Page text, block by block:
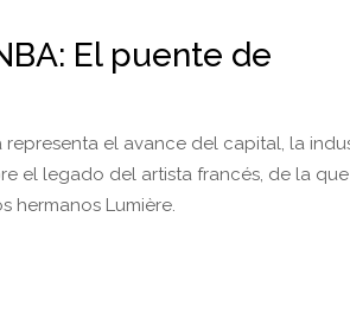
El puente de
el avance del capital, la
el legado del artista francés, de la
hermanos Lumière.